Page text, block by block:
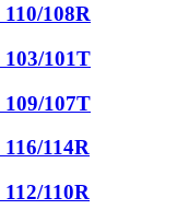
110/108R
103/101T
109/107T
116/114R
112/110R